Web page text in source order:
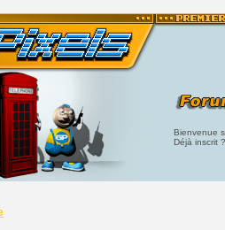
Bienvenue
Déjà inscrit